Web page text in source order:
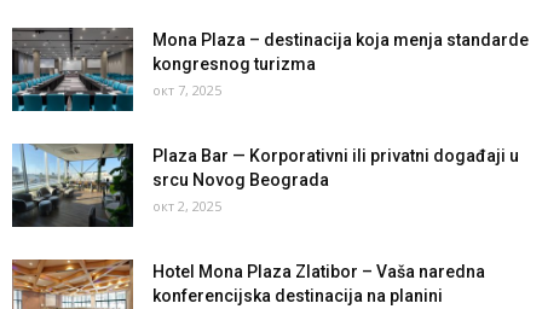
Mona Plaza – destinacija koja menja standarde
kongresnog turizma
окт 7, 2025
Plaza Bar — Korporativni ili privatni događaji u
srcu Novog Beograda
окт 2, 2025
Hotel Mona Plaza Zlatibor – Vaša naredna
konferencijska destinacija na planini